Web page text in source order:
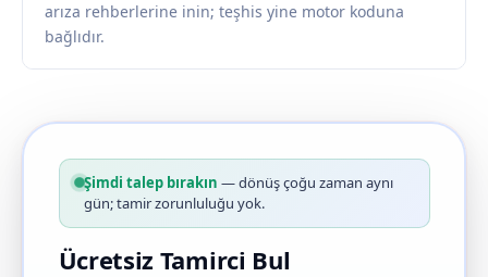
arıza rehberlerine inin; teşhis yine motor koduna
bağlıdır.
Şimdi talep bırakın — dönüş çoğu zaman aynı
gün; tamir zorunluluğu yok.
Ücretsiz Tamirci Bul